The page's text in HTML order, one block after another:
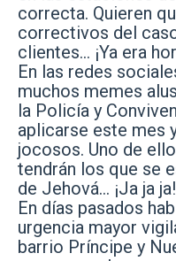
correcta. Quieren
correctivos del
clientes… ¡Ya era
En las redes
muchos memes
la Policía y
aplicarse este mes
jocosos. Uno de
tendrán los que se
de Jehová… ¡Ja ja ja!
En días pasados
urgencia mayor
barrio Príncipe y